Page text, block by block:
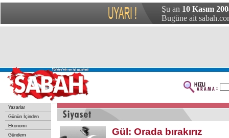
Şu an 10 Kasım
Bugüne ait
Yazarlar
Günün İçinden
Ekonomi
Gündem
Gül: Orada bırakırız